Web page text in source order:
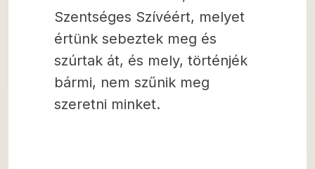
Szentséges Szívéért, melyet
értünk sebeztek meg és
szúrtak át, és mely, történjék
bármi, nem szűnik meg
szeretni minket.